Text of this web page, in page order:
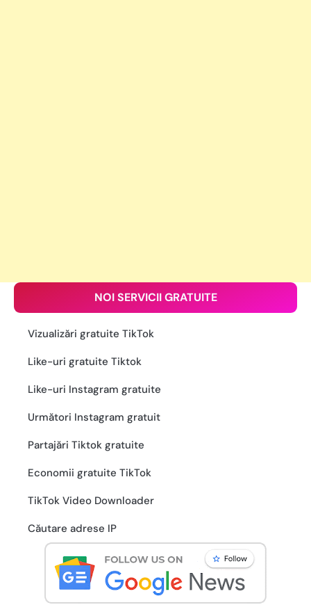
NOI SERVICII GRATUITE
Vizualizări gratuite TikTok
Like-uri gratuite Tiktok
Like-uri Instagram gratuite
Următori Instagram gratuit
Partajări Tiktok gratuite
Economii gratuite TikTok
TikTok Video Downloader
Căutare adrese IP